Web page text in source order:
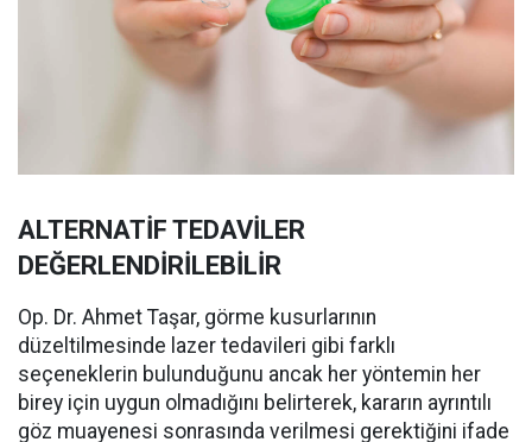
ALTERNATİF TEDAVİLER
DEĞERLENDİRİLEBİLİR
Op. Dr. Ahmet Taşar, görme kusurlarının
düzeltilmesinde lazer tedavileri gibi farklı
seçeneklerin bulunduğunu ancak her yöntemin her
birey için uygun olmadığını belirterek, kararın ayrıntılı
göz muayenesi sonrasında verilmesi gerektiğini ifade